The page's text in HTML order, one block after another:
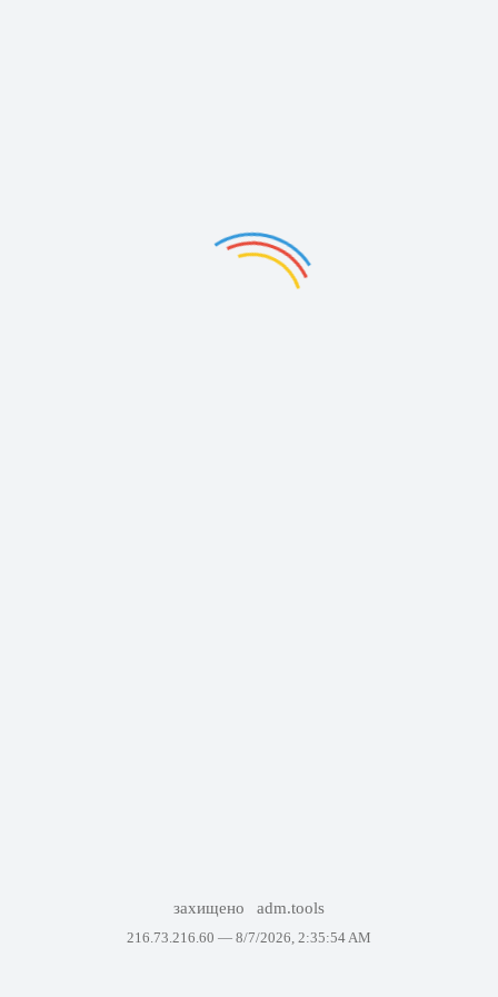
захищено adm.tools
216.73.216.60 — 8/7/2026, 2:35:54 AM